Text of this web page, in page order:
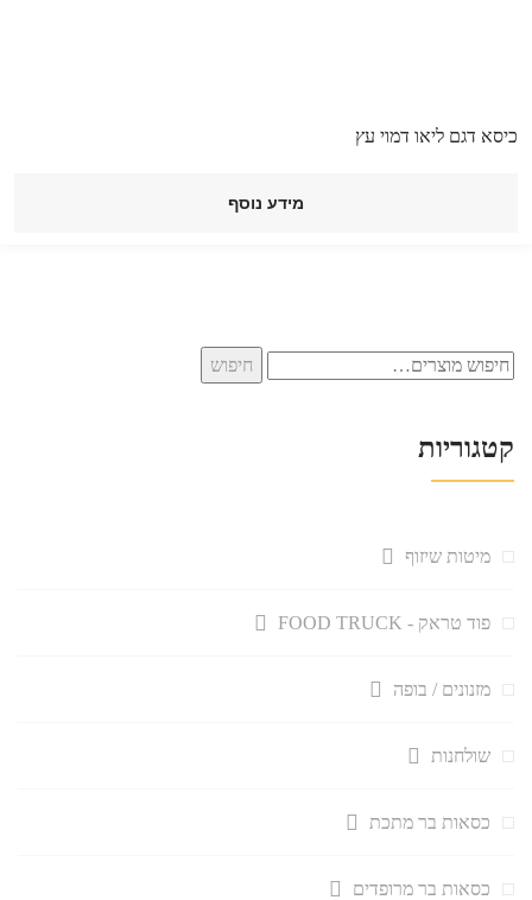
כיסא דגם ליאו דמוי עץ
מידע נוסף
חיפוש
חיפוש
קטגוריות
מיטות שיזוף
פוד טראק - FOOD TRUCK
מזנונים / בופה
שולחנות
כסאות בר מתכת
כסאות בר מרופדים